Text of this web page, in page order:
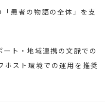
患者の物語の全体」を支
ト・地域連携の文脈での
スト環境での運用を推奨